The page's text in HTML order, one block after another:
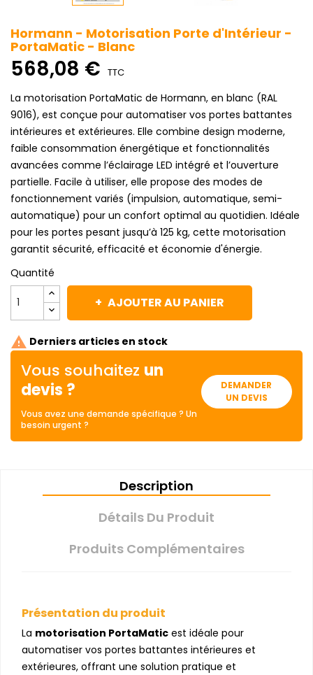
Hormann - Motorisation Porte d'Intérieur -
PortaMatic - Blanc
568,08 € TTC
La motorisation PortaMatic de Hormann, en blanc (RAL
9016), est conçue pour automatiser vos portes battantes
intérieures et extérieures. Elle combine design moderne,
faible consommation énergétique et fonctionnalités
avancées comme l’éclairage LED intégré et l’ouverture
partielle. Facile à utiliser, elle propose des modes de
fonctionnement variés (impulsion, automatique, semi-
automatique) pour un confort optimal au quotidien. Idéale
pour les portes pesant jusqu’à 125 kg, cette motorisation
garantit sécurité, efficacité et économie d'énergie.
Quantité
AJOUTER AU PANIER
 Derniers articles en stock
Vous souhaitez un
devis ?
Vous avez une demande spécifique ? Un
besoin urgent ?
DEMANDER
UN DEVIS
Description
Détails Du Produit
Produits Complémentaires
Présentation du produit
La motorisation PortaMatic est idéale pour
automatiser vos portes battantes intérieures et
extérieures, offrant une solution pratique et